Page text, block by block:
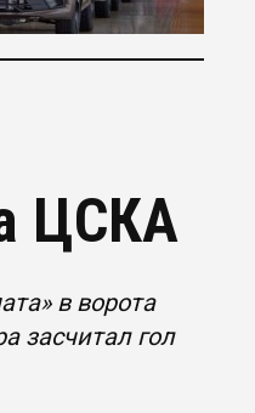
ЦСКА
в ворота
засчитал гол